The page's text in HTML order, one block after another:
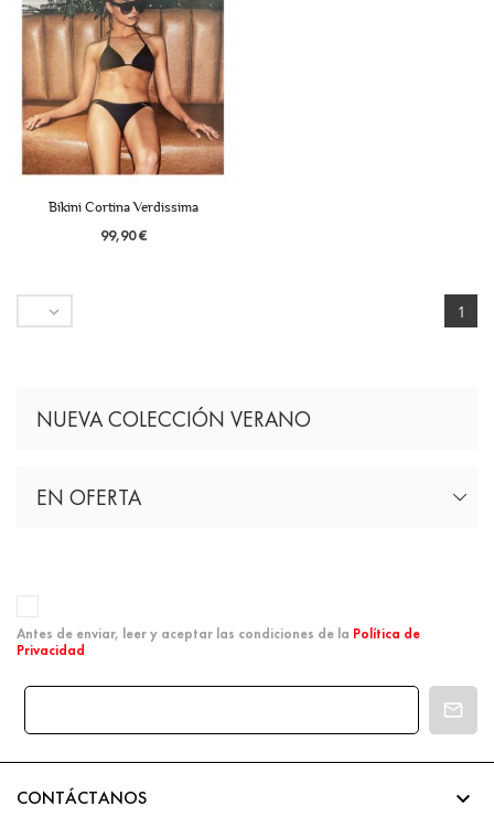
NUEVA COLECCIÓN VERANO
EN OFERTA
Bikini Cortina Verdissima
99,90 €
 1
Antes de enviar, leer y aceptar las condiciones de la Política de
Privacidad
CONTÁCTANOS 